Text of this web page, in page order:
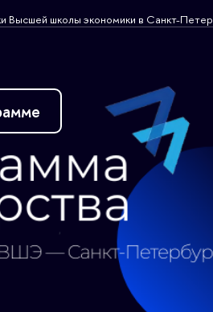
Высшей школы экономики в Санкт-
О проекте